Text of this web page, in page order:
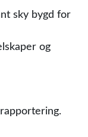
sky bygd for
og